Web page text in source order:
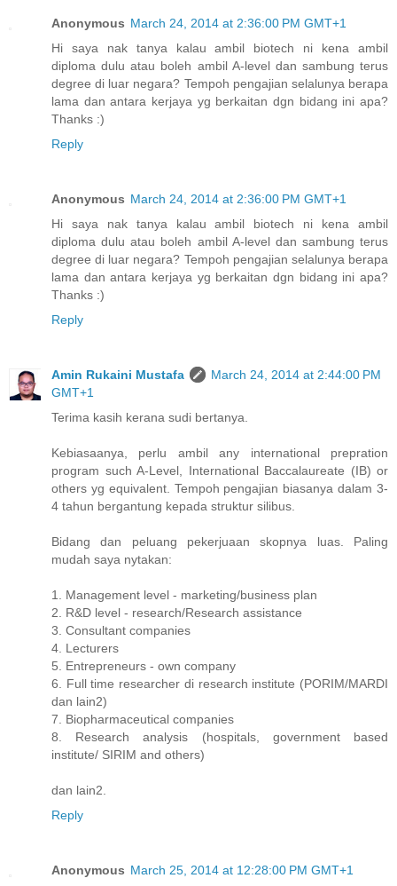
Anonymous March 24, 2014 at 2:36:00 PM GMT+1
Hi saya nak tanya kalau ambil biotech ni kena ambil
diploma dulu atau boleh ambil A-level dan sambung terus
degree di luar negara? Tempoh pengajian selalunya berapa
lama dan antara kerjaya yg berkaitan dgn bidang ini apa?
Thanks :)
Reply
Anonymous March 24, 2014 at 2:36:00 PM GMT+1
Hi saya nak tanya kalau ambil biotech ni kena ambil
diploma dulu atau boleh ambil A-level dan sambung terus
degree di luar negara? Tempoh pengajian selalunya berapa
lama dan antara kerjaya yg berkaitan dgn bidang ini apa?
Thanks :)
Reply
Amin Rukaini Mustafa
March 24, 2014 at 2:44:00 PM
GMT+1
Terima kasih kerana sudi bertanya.
Kebiasaanya, perlu ambil any international prepration
program such A-Level, International Baccalaureate (IB) or
others yg equivalent. Tempoh pengajian biasanya dalam 3-
4 tahun bergantung kepada struktur silibus.
Bidang dan peluang pekerjuaan skopnya luas. Paling
mudah saya nytakan:
1. Management level - marketing/business plan
2. R&D level - research/Research assistance
3. Consultant companies
4. Lecturers
5. Entrepreneurs - own company
6. Full time researcher di research institute (PORIM/MARDI
dan lain2)
7. Biopharmaceutical companies
8. Research analysis (hospitals, government based
institute/ SIRIM and others)
dan lain2.
Reply
Anonymous March 25, 2014 at 12:28:00 PM GMT+1